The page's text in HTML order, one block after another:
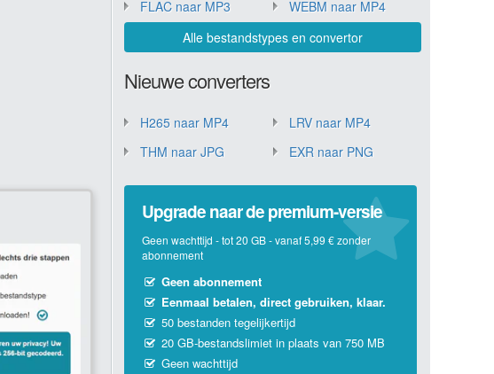
FLAC naar MP3
WEBM naar MP4
Alle bestandstypes en convertor
Nieuwe converters
H265 naar MP4
LRV naar MP4
THM naar JPG
EXR naar PNG
Upgrade naar de premium-versie
Geen wachttijd - tot 20 GB - vanaf 5,99 € zonder
abonnement
Geen abonnement
Eenmaal betalen, direct gebruiken, klaar.
50 bestanden tegelijkertijd
20 GB-bestandslimiet in plaats van 750 MB
Geen wachttijd